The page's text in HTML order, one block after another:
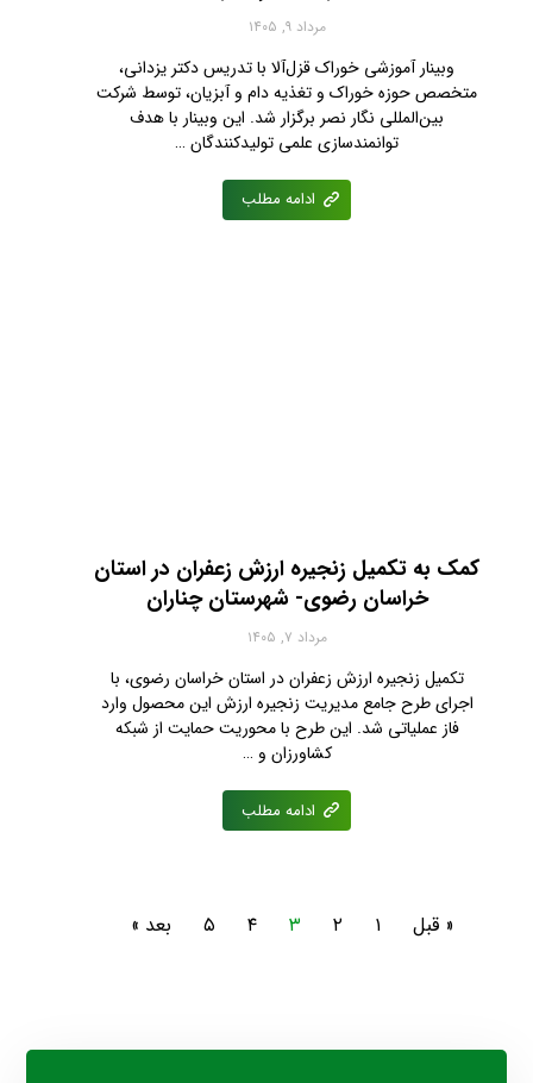
مرداد ۹, ۱۴۰۵
وبینار آموزشی خوراک قزل‌آلا با تدریس دکتر یزدانی،
متخصص حوزه خوراک و تغذیه دام و آبزیان، توسط شرکت
بین‌المللی نگار نصر برگزار شد. این وبینار با هدف
توانمندسازی علمی تولیدکنندگان …
ادامه مطلب
کمک به تکمیل زنجیره ارزش زعفران در استان
خراسان رضوی- شهرستان چناران
مرداد ۷, ۱۴۰۵
تکمیل زنجیره ارزش زعفران در استان خراسان رضوی، با
اجرای طرح جامع مدیریت زنجیره ارزش این محصول وارد
فاز عملیاتی شد. این طرح با محوریت حمایت از شبکه
کشاورزان و …
ادامه مطلب
« قبل ۱ ۲ ۳ ۴ ۵ بعد »